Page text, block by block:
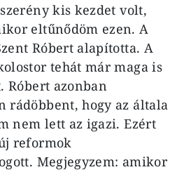
kis kezdet volt,
eltűnődöm ezen. A
Róbert alapította. A
tehát már maga is
azonban
rádöbbent, hogy az általa
nem lett az igazi. Ezért
reformok
Megjegyzem: amikor